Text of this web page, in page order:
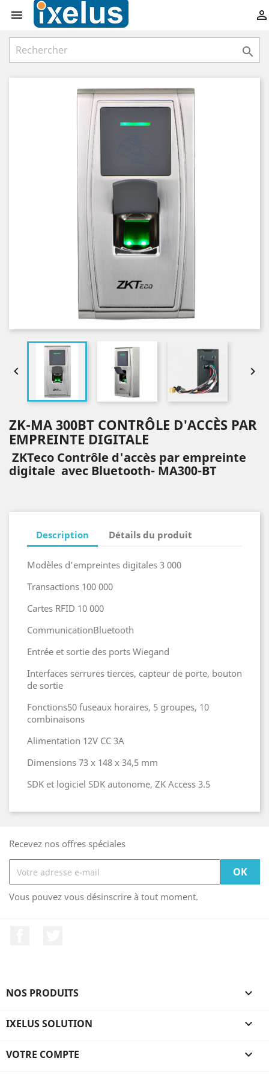
 

 
ZK-MA 300BT CONTRÔLE D'ACCÈS PAR
EMPREINTE DIGITALE
ZKTeco Contrôle d'accès par empreinte
digitale avec Bluetooth- MA300-BT
Description Détails du produit
Modèles d'empreintes digitales 3 000
Transactions 100 000
Cartes RFID 10 000
CommunicationBluetooth
Entrée et sortie des ports Wiegand
Interfaces serrures tierces, capteur de porte, bouton
de sortie
Fonctions50 fuseaux horaires, 5 groupes, 10
combinaisons
Alimentation 12V CC 3A
Dimensions 73 x 148 x 34,5 mm
SDK et logiciel SDK autonome, ZK Access 3.5
Recevez nos offres spéciales
Vous pouvez vous désinscrire à tout moment.
NOS PRODUITS 
IXELUS SOLUTION 
VOTRE COMPTE 